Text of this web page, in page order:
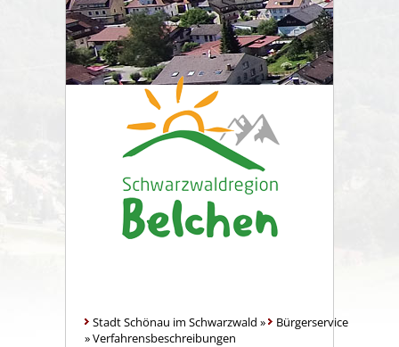
Stadt Schönau im Schwarzwald »
Bürgerservice
»Verfahrensbeschreibungen